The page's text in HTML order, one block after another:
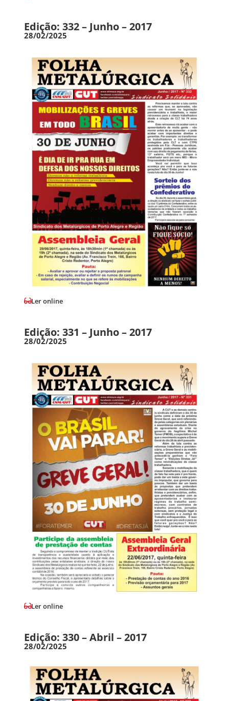
Edição: 332 – Junho – 2017
28/02/2025
Ler online
Edição: 331 – Junho – 2017
28/02/2025
Ler online
Edição: 330 – Abril – 2017
28/02/2025